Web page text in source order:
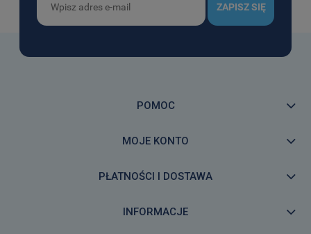
ZAPISZ SIĘ
POMOC
MOJE KONTO
PŁATNOŚCI I DOSTAWA
INFORMACJE